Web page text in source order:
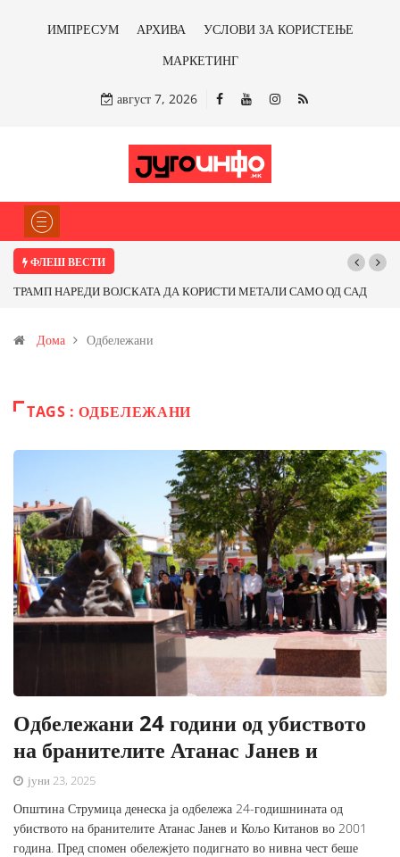
ИМПРЕСУМ АРХИВА
УСЛОВИ ЗА КОРИСТЕЊЕ
МАРКЕТИНГ
август 7, 2026
ФЛЕШ ВЕСТИ
НАРЕДИ ВОЈСКАТА ДА КОРИСТИ МЕТАЛИ САМО ОД САД
и со антимонот?
Почнува
Дома Одбележани
TAGS : ОДБЕЛЕЖАНИ
Одбележани 24 години од убиството
на бранителите Атанас Јанев и
јуни 23, 2025
Општина Струмица денеска ја одбележа 24-годишнината од
убиството на бранителите Атанас Јанев и Кољо Китанов во 2001
година. Пред спомен обележјето подигнато во нивна чест беше